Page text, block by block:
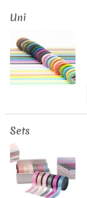
Uni
Sets